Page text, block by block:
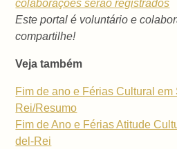
colaborações serão registrados
Este portal é voluntário e
compartilhe!
Veja também
Fim de ano e Férias Cultural em
Rei/Resumo
Fim de Ano e Férias Atitude
del-Rei